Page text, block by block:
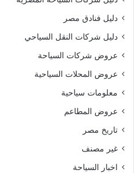
دليل فنادق مصر
دليل شركات النقل السياحي
عروض شركات السياحة
عروض المحلات السياحية
معلومات سياحية
عروض المطاعم
تاريخ مصر
غير مصنف
اخبار السياحة